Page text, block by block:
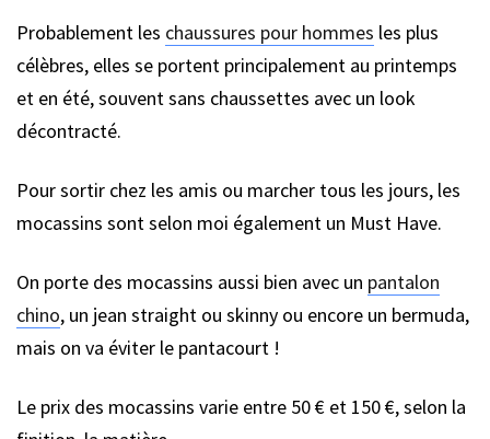
Probablement les chaussures pour hommes les plus
célèbres, elles se portent principalement au printemps
et en été, souvent sans chaussettes avec un look
décontracté.
Pour sortir chez les amis ou marcher tous les jours, les
mocassins sont selon moi également un Must Have.
On porte des mocassins aussi bien avec un pantalon
chino, un jean straight ou skinny ou encore un bermuda,
mais on va éviter le pantacourt !
Le prix des mocassins varie entre 50 € et 150 €, selon la